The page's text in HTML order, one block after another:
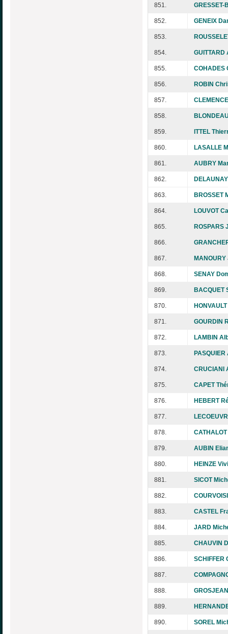
851. GRESSET-
852. GENEIX
853.
854. GUITTARD
855. COHADES
856. ROBIN
857.
858.
859. ITTEL
860. LASALLE
861. AUBRY
862.
863. BROSSET
864. LOUVOT
865. ROSPARS
866.
867.
868. SENAY
869. BACQUET
870.
871. GOURDIN
872. LAMBIN
873. PASQUIER
874. CRUCIANI
875. CAPET
876. HEBERT
877.
878.
879. AUBIN
880. HEINZE
881. SICOT
882.
883. CASTEL
884. JARD
885. CHAUVIN
886. SCHIFFER
887.
888.
889.
890. SOREL